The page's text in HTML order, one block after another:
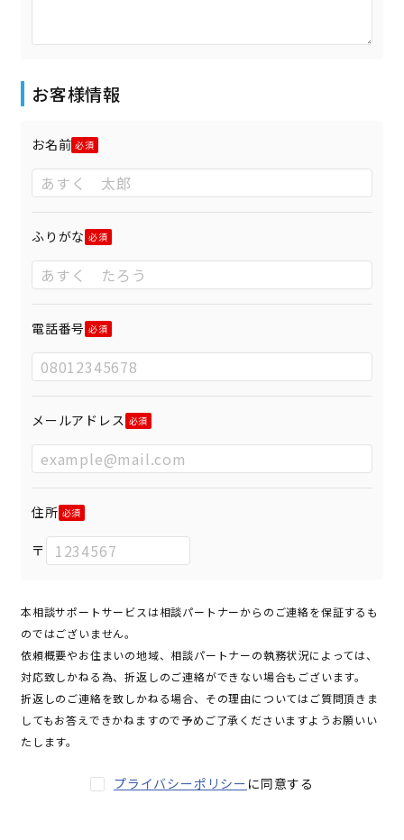
お客様情報
お名前
ふりがな
電話番号
メールアドレス
住所
〒
本相談サポートサービスは相談パートナーからのご連絡を保証するも
のではございません。
依頼概要やお住まいの地域、相談パートナーの執務状況によっては、
対応致しかねる為、折返しのご連絡ができない場合もございます。
折返しのご連絡を致しかねる場合、その理由についてはご質問頂きま
してもお答えできかねますので予めご了承くださいますようお願いい
たします。
プライバシーポリシー に同意する